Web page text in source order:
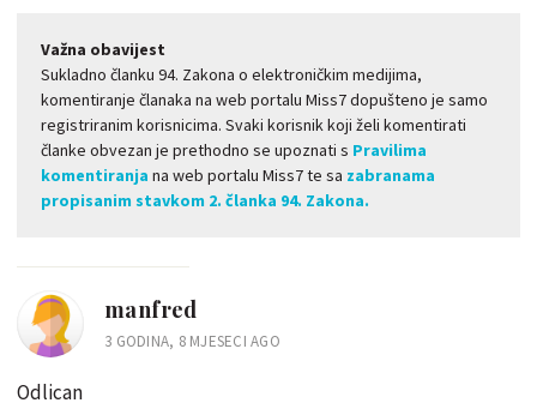
Važna obavijest
Sukladno članku 94. Zakona o elektroničkim medijima,
komentiranje članaka na web portalu Miss7 dopušteno je samo
registriranim korisnicima. Svaki korisnik koji želi komentirati
članke obvezan je prethodno se upoznati s Pravilima
komentiranja na web portalu Miss7 te sa zabranama
propisanim stavkom 2. članka 94. Zakona.
manfred
3 GODINA, 8 MJESECI AGO
Odlican